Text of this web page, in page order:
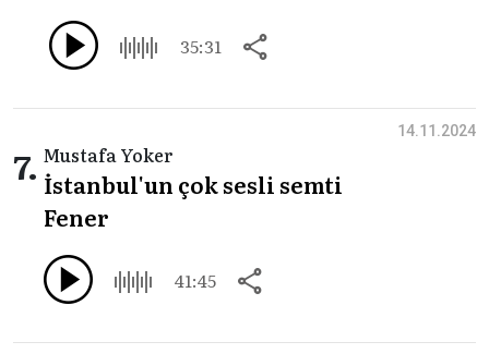
35:31
7. Mustafa Yoker
İstanbul'un çok sesli semti
Fener
41:45
14.11.2024